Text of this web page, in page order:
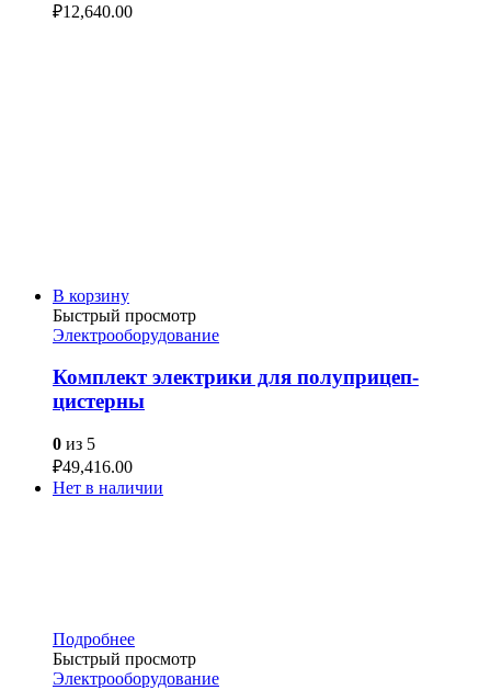
₽12,640.00
В корзину
Быстрый просмотр
Электрооборудование
Комплект электрики для полуприцеп-
цистерны
0 из 5
₽49,416.00
Нет в наличии
Подробнее
Быстрый просмотр
Электрооборудование